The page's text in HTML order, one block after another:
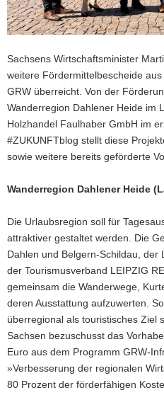
n
Sachsens Wirtschaftsminister
weitere Fördermittelbescheide
GRW überreicht. Von der
Wanderregion Dahlener Heide im
Holzhandel Faulhaber GmbH im
#ZUKUNFTblog stellt diese
sowie weitere bereits geförderte
Wanderregion Dahlener Heide
Die Urlaubsregion soll für
attraktiver gestaltet werden. Die
Dahlen und Belgern-Schildau, der
der Tourismusverband LEIPZIG
gemeinsam die Wanderwege,
deren Ausstattung aufzuwerten.
überregional als touristisches Ziel
Sachsen bezuschusst das
Euro aus dem Programm GRW-
»Verbesserung der regionalen
80 Prozent der förderfähigen